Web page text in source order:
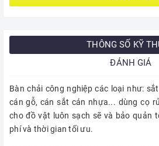
THÔNG SỐ KỸ
ĐÁNH GIÁ
Bàn chải công nghiệp các loại như:
cán gỗ, cán sắt cán nhựa... dùng cọ
cho đồ vật luôn sạch sẽ và bảo quản
phí và thời gian tối ưu.